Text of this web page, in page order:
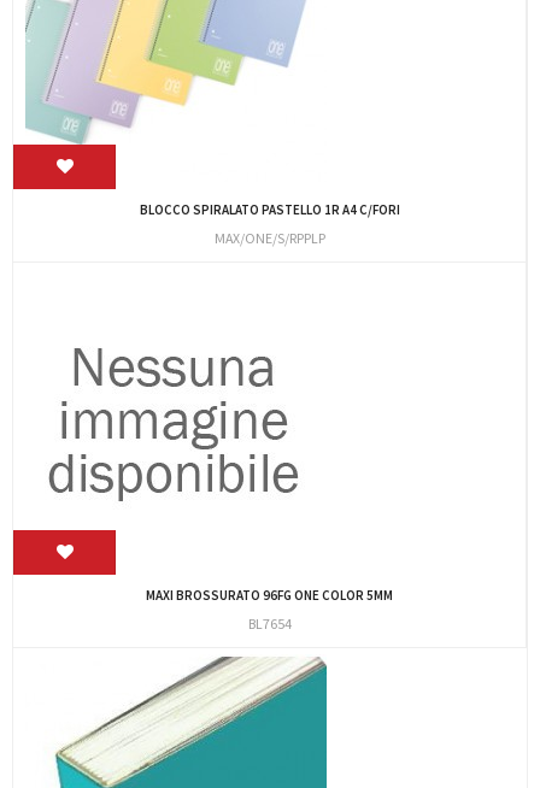
BLOCCO SPIRALATO PASTELLO 1R A4 C/FORI
MAX/ONE/S/RPPLP
MAXI BROSSURATO 96FG ONE COLOR 5MM
BL7654